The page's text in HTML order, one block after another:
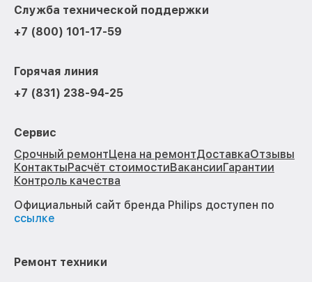
Служба технической поддержки
+7 (800) 101-17-59
Горячая линия
+7 (831) 238-94-25
Сервис
Срочный ремонтЦена на ремонтДоставкаОтзывы
КонтактыРасчёт стоимостиВакансииГарантии
Контроль качества
Официальный сайт бренда Philips доступен по
ссылке
Ремонт техники